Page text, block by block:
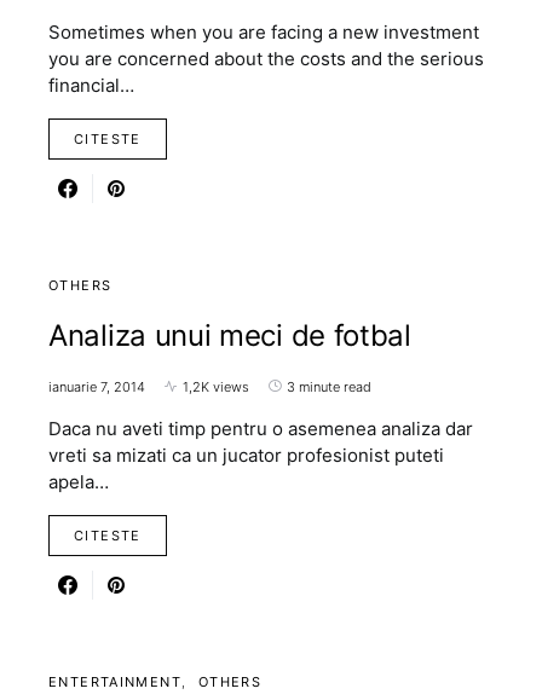
Sometimes when you are facing a new investment
you are concerned about the costs and the serious
financial…
CITESTE
OTHERS
Analiza unui meci de fotbal
ianuarie 7, 2014 1,2K views 3 minute read
Daca nu aveti timp pentru o asemenea analiza dar
vreti sa mizati ca un jucator profesionist puteti
apela…
CITESTE
ENTERTAINMENT OTHERS